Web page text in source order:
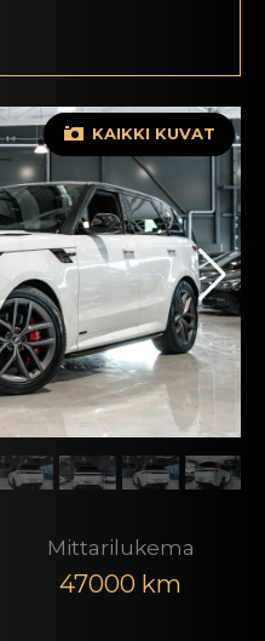
KAIKKI KUVAT
Mittarilukema
47000 km